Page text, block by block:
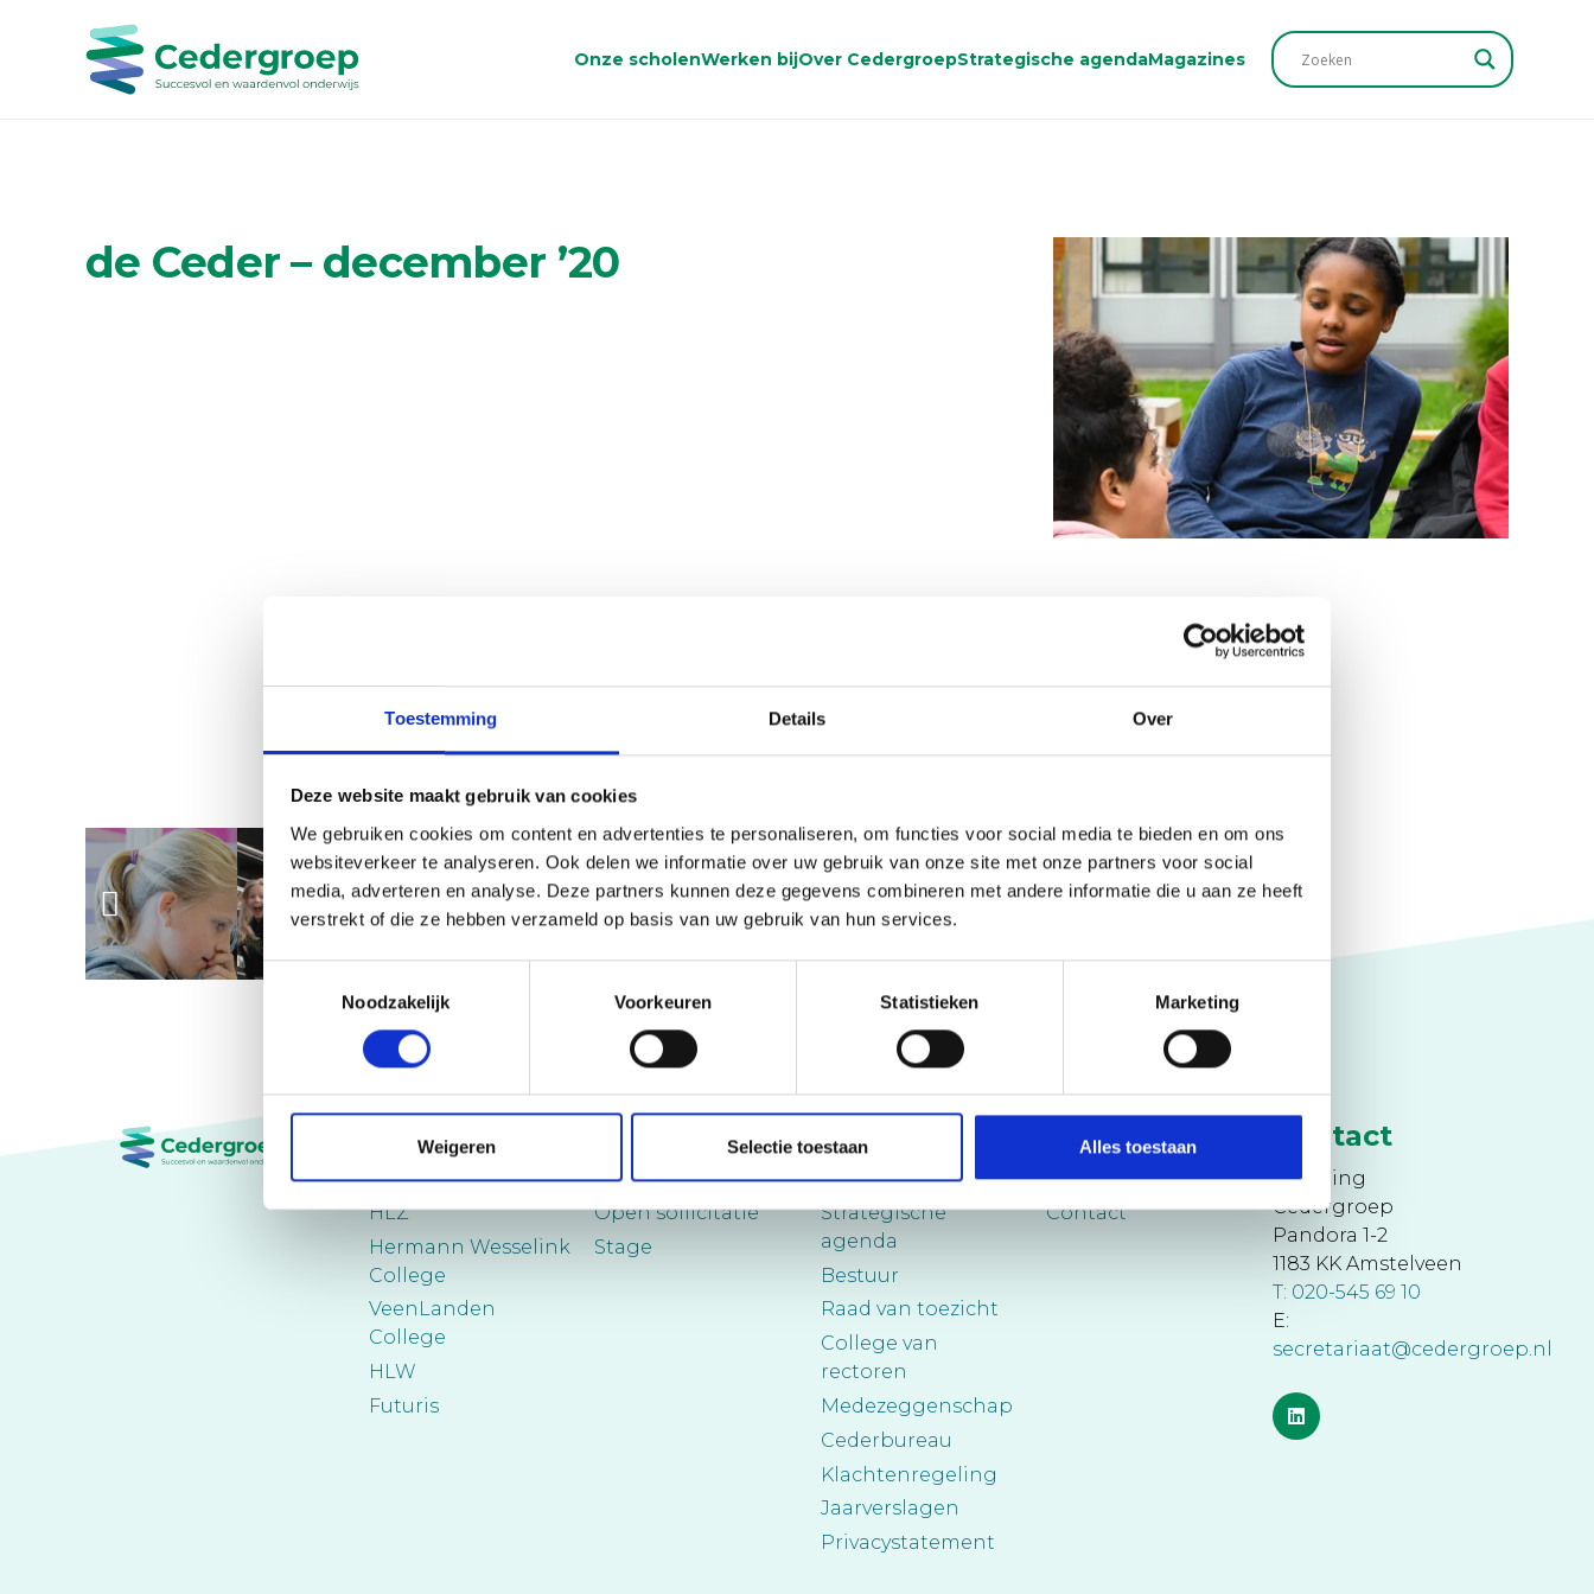
Toestemming Details Over
Deze website maakt gebruik van cookies
We gebruiken cookies om content en advertenties te personaliseren, om functies voor social media te bieden en om ons
websiteverkeer te analyseren. Ook delen we informatie over uw gebruik van onze site met onze partners voor social
media, adverteren en analyse. Deze partners kunnen deze gegevens combineren met andere informatie die u aan ze heeft
verstrekt of die ze hebben verzameld op basis van uw gebruik van hun services.
Toestemmingsselectie
Noodzakelijk
Voorkeuren Statistieken Marketing
Weigeren Selectie toestaan Alles toestaan
Onze scholenWerken bijOver CedergroepStrategische agendaMagazines
de Ceder – december ’20
Scholen
CSB
HLZ
Hermann Wesselink
College
VeenLanden
College
HLW
Futuris
Werken bij
Vacatures
Open sollicitatie
Stage
Cedergroep
Over ons
Strategische
agenda
Bestuur
Raad van toezicht
College van
rectoren
Medezeggenschap
Cederbureau
Klachtenregeling
Jaarverslagen
Privacystatement
Snel naar
Nieuws
Contact
Contact
Stichting
Cedergroep
Pandora 1-2
1183 KK Amstelveen
T: 020-545 69 10
E:
secretariaat@cedergroep.nl